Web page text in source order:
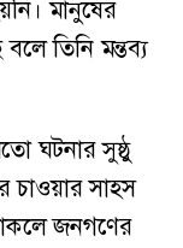
মানুষের
বলে তিনি মন্তব্য
ঘটনার সুষ্ঠু
চাওয়ার সাহস
জনগণের